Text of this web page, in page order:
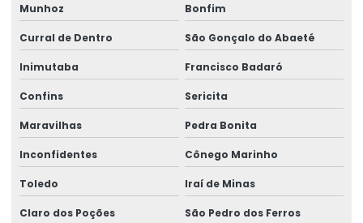
Munhoz Bonfim
Curral de Dentro São Gonçalo do Abaeté
Inimutaba Francisco Badaró
Confins Sericita
Maravilhas Pedra Bonita
Inconfidentes Cônego Marinho
Toledo Iraí de Minas
Claro dos Poções São Pedro dos Ferros